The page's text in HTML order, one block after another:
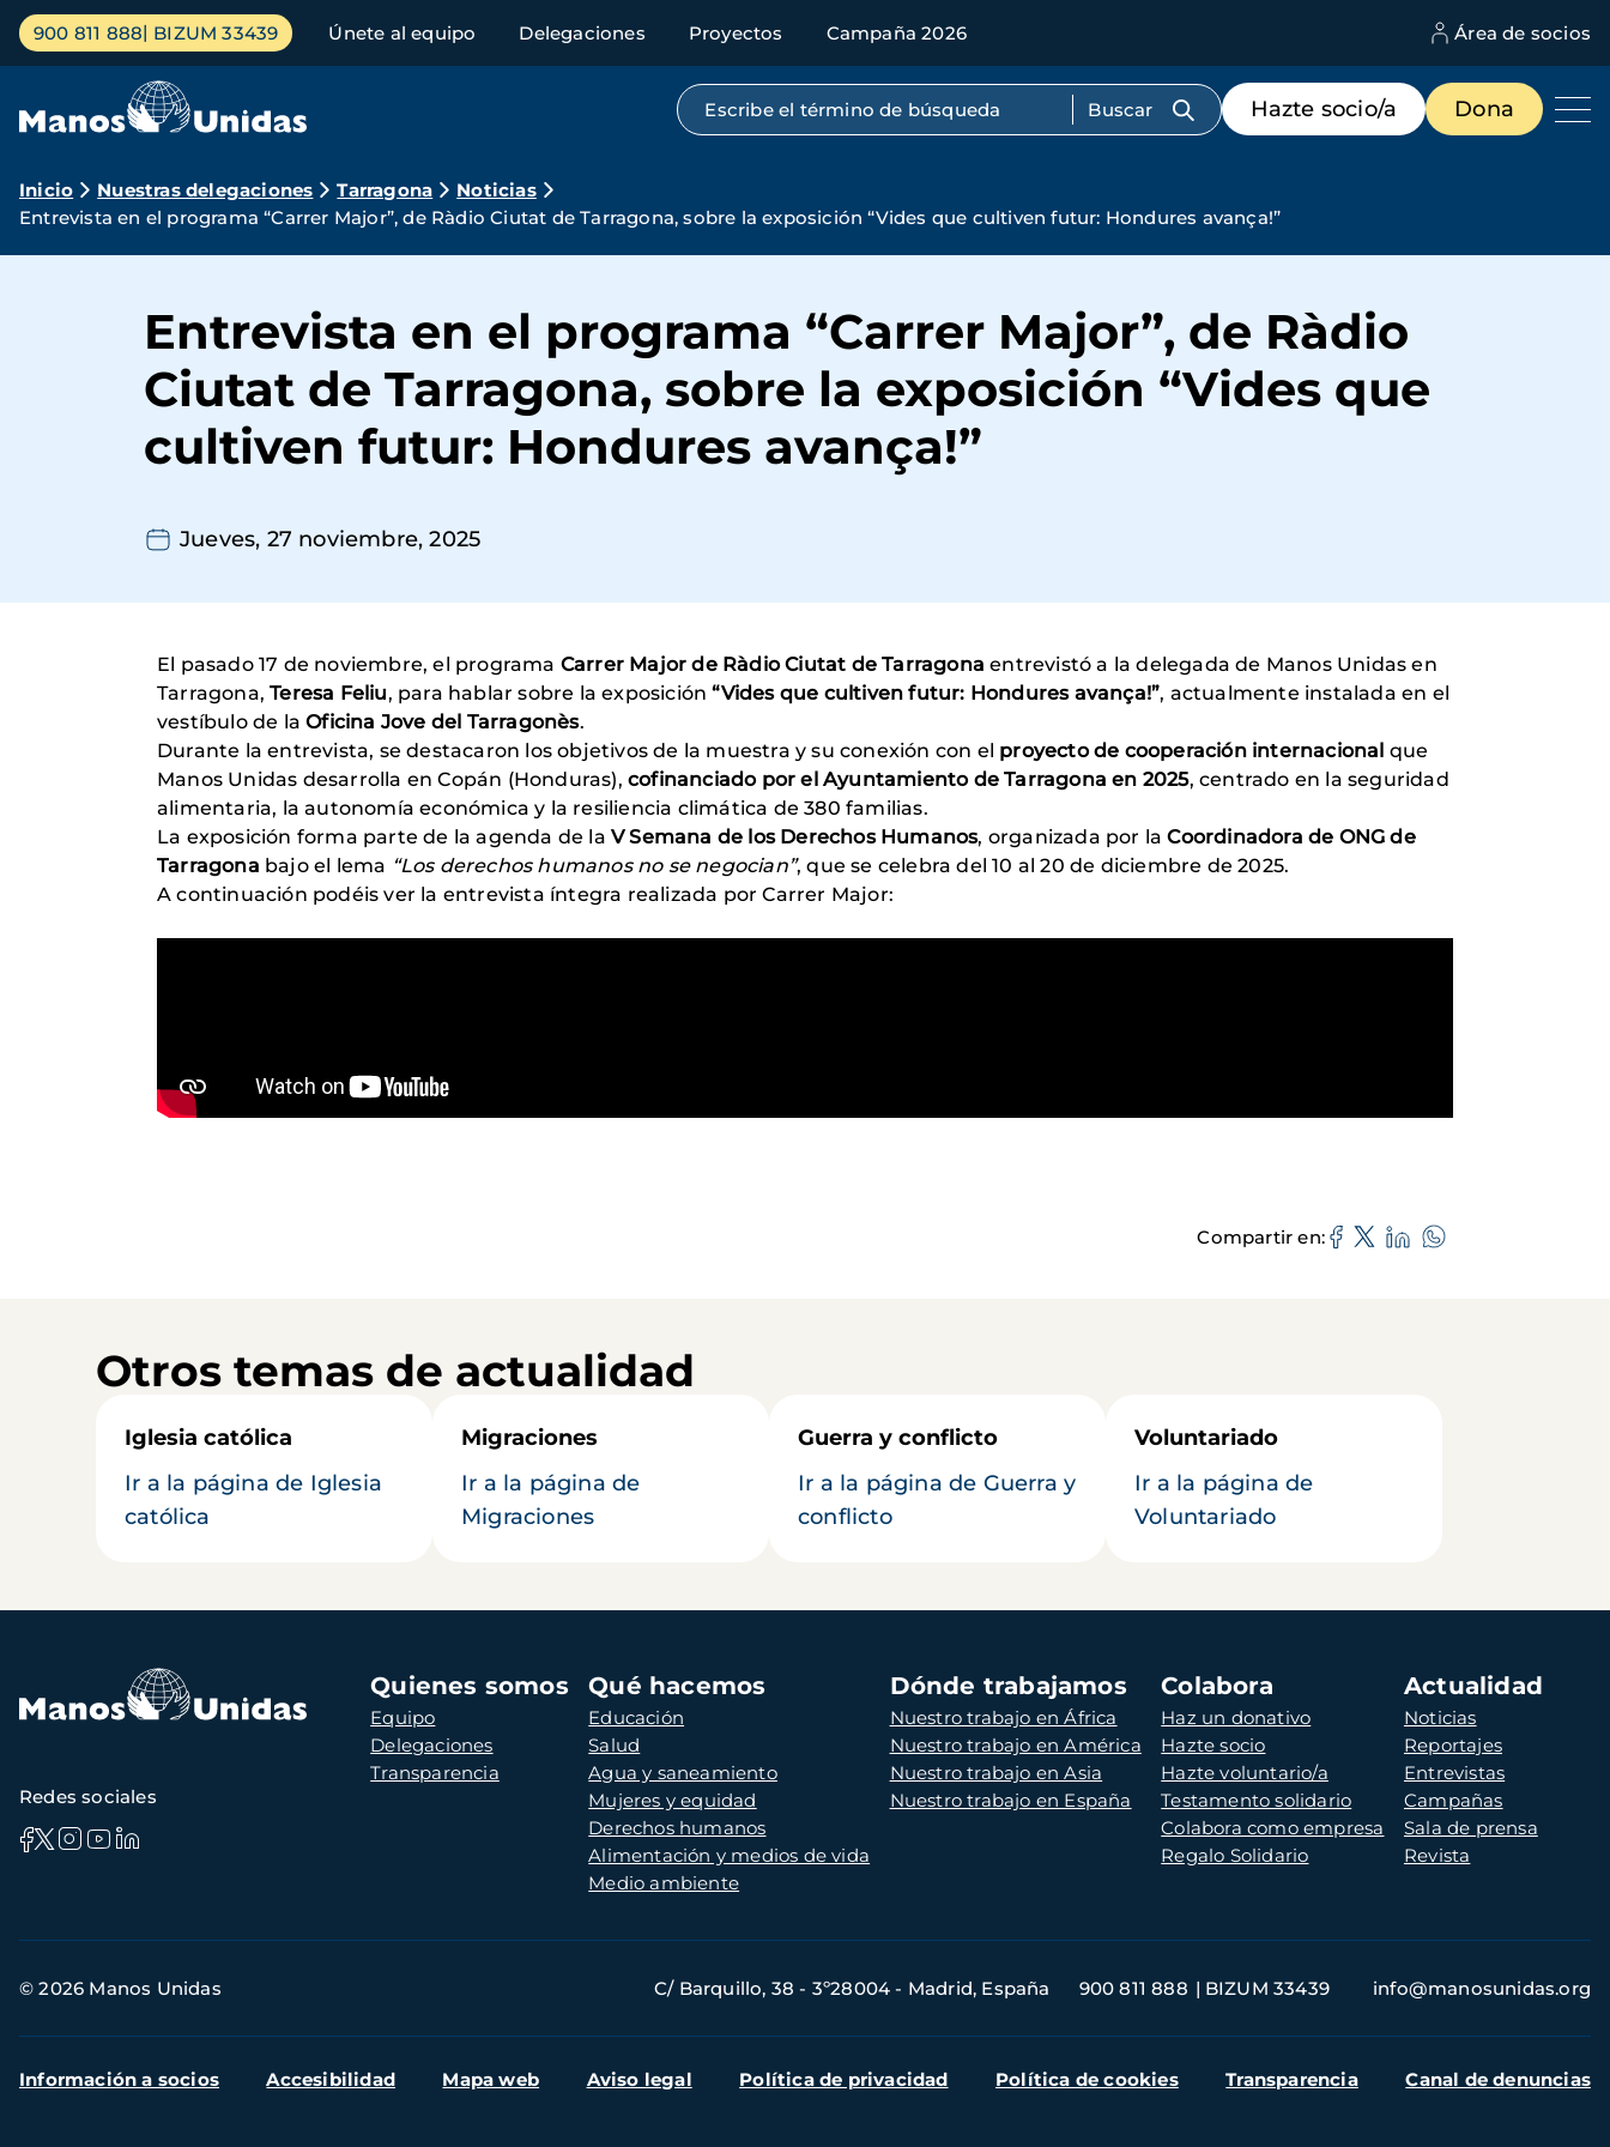
Pasar
contenido
Menú
principal
900 811 888 BIZUM 33439 Únete al equipo Delegaciones Proyectos Campaña 2026 Área de socios
Búsqueda por texto completo
Menú
de
destacados
Hazte socio/a Dona
Ruta
de
Inicio Nuestras delegaciones Tarragona
Noticias
Entrevista en el programa “Carrer Major”, de Ràdio Ciutat de Tarragona, sobre la exposición “Vides que cultiven futur: Hondures avança!”
Entrevista en el programa “Carrer Major”, de Ràdio
Ciutat de Tarragona, sobre la exposición “Vides que
cultiven futur: Hondures avança!”
Jueves, 27 noviembre, 2025
El pasado 17 de noviembre, el programa Carrer Major de Ràdio Ciutat de Tarragona entrevistó a la delegada de Manos Unidas en
Tarragona,Teresa Feliu, para hablar sobre la exposición “Vides que cultiven futur: Hondures avança!”, actualmente instalada en el
vestíbulo de laOficina Jove del Tarragonès.
Durante la entrevista, se destacaron los objetivos de la muestra y su conexión con el proyecto de cooperación internacional que
Manos Unidas desarrolla en Copán (Honduras),cofinanciado por el Ayuntamiento de Tarragona en 2025, centrado en la seguridad
alimentaria, la autonomía económica y la resiliencia climática de 380 familias.
La exposición forma parte de la agenda de la V Semana de los Derechos Humanos, organizada por laCoordinadora de ONG de
Tarragona bajo el lema “Los derechos humanos no se negocian”, que se celebra del 10 al 20 de diciembre de 2025.
A continuación podéis ver la entrevista íntegra realizada por Carrer Major:
Compartir en
Otros temas de actualidad
Iglesia católica
Ir a la página de Iglesia
católica
Migraciones
Ir a la página de
Migraciones
Guerra y conflicto
Ir a la página de Guerra y
conflicto
Voluntariado
Ir a la página de
Voluntariado
Navegación
principal
Quienes somos
Equipo
Delegaciones
Transparencia
Qué hacemos
Educación
Salud
Agua y saneamiento
Mujeres y equidad
Derechos humanos
Alimentación y medios de vida
Medio ambiente
Dónde trabajamos
Nuestro trabajo en África
Nuestro trabajo en América
Nuestro trabajo en Asia
Nuestro trabajo en España
Colabora
Haz un donativo
Hazte socio
Hazte voluntario/a
Testamento solidario
Colabora como empresa
Regalo Solidario
Actualidad
Noticias
Reportajes
Entrevistas
Campañas
Sala de prensa
Revista
Redes sociales
de
© 2026 Manos Unidas C/ Barquillo, 38 - 3º28004 - Madrid, España 900 811 888 BIZUM 33439 info@manosunidas.org
Menú
Información a socios Accesibilidad Mapa web Aviso legal Política de privacidad Política de cookies Transparencia Canal de denuncias